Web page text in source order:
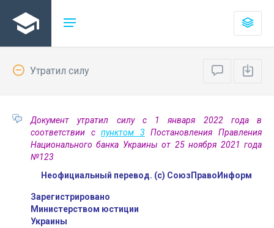
Утратил силу
Документ утратил силу с 1 января 2022 года в
соответствии спунктом 3 Постановления Правления
Национального банка Украины от 25 ноября 2021 года
№123
Неофициальный перевод. (с) СоюзПравоИнформ
Зарегистрировано
Министерством юстиции
Украины